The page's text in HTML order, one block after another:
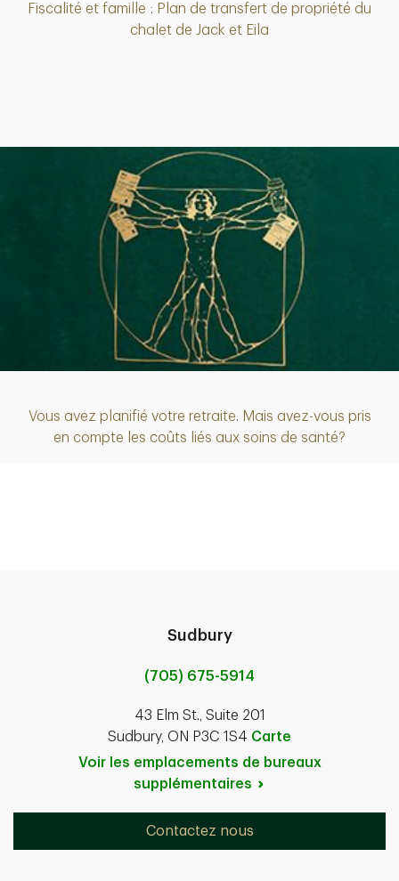
Fiscalité et famille : Plan de transfert de propriété du
chalet de Jack et Eila
Vous avez planifié votre retraite. Mais avez-vous pris
en compte les coûts liés aux soins de santé?
Article
Sudbury
(705) 675-5914
43 Elm St., Suite 201
Sudbury, ON P3C 1S4 Carte
Voir les emplacements de bureaux
supplémentaires
Contactez nous